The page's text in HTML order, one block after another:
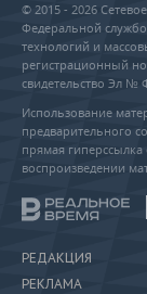
© 2015 - 2026
Федеральной
технологий и
регистрационный
свидетельство Эл №
Использование
предварительного
прямая
воспроизведении
РЕДАКЦИЯ
РЕКЛАМА